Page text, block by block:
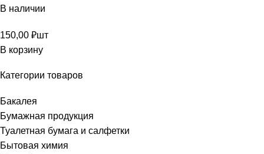
Категории товаров
Бакалея
Бумажная продукция
Туалетная бумага и салфетки
Бытовая химия
В наличии
150,00 ₽шт
В корзину